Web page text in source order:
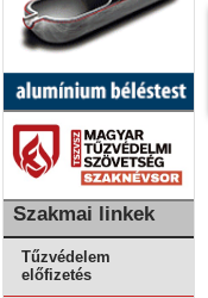
Szakmai linkek
Tűzvédelem
előfizetés